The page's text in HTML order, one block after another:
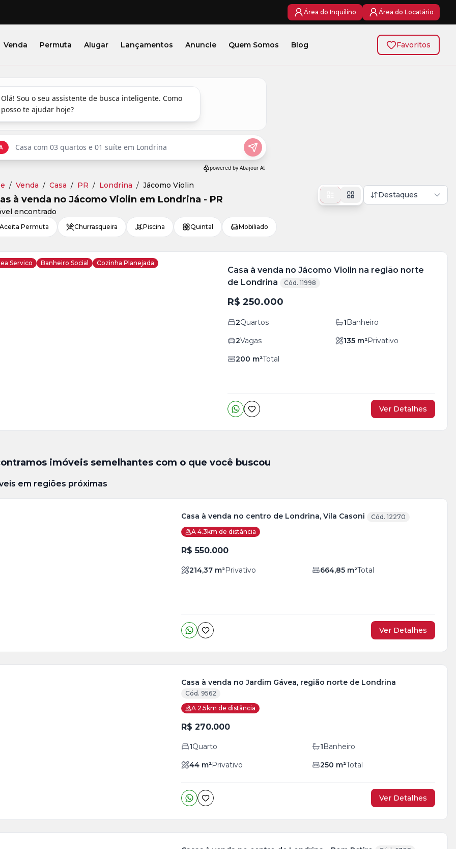
Área do Inquilino Área do Locatário
Venda Permuta Alugar Lançamentos Anuncie Quem Somos Blog Favoritos
/ Venda / Casa / PR / Londrina / Jácomo Violin
à venda no Jácomo Violin em Londrina - PR
encontrado
Destaques
Permuta Churrasqueira Piscina Quintal Mobiliado
Servico Banheiro Social Cozinha Planejada
Casa à venda no Jácomo Violin na região norte
de Londrina
Cód. 11998
R$ 250.000
2Quartos 1Banheiro
2Vagas 135m²Privativo
200 m²Total
Ver Detalhes
imóveis semelhantes com o que você buscou
em regiões próximas
Casa à venda no centro de Londrina, Vila Casoni
Cód. 12270
A 4.3km de distância
R$ 550.000
214,37m²Privativo 664,85 m²Total
Ver Detalhes
Casa à venda no Jardim Gávea, região norte de Londrina
Cód. 9562
A 2.5km de distância
R$ 270.000
1Quarto 1Banheiro
44m²Privativo 250 m²Total
Ver Detalhes